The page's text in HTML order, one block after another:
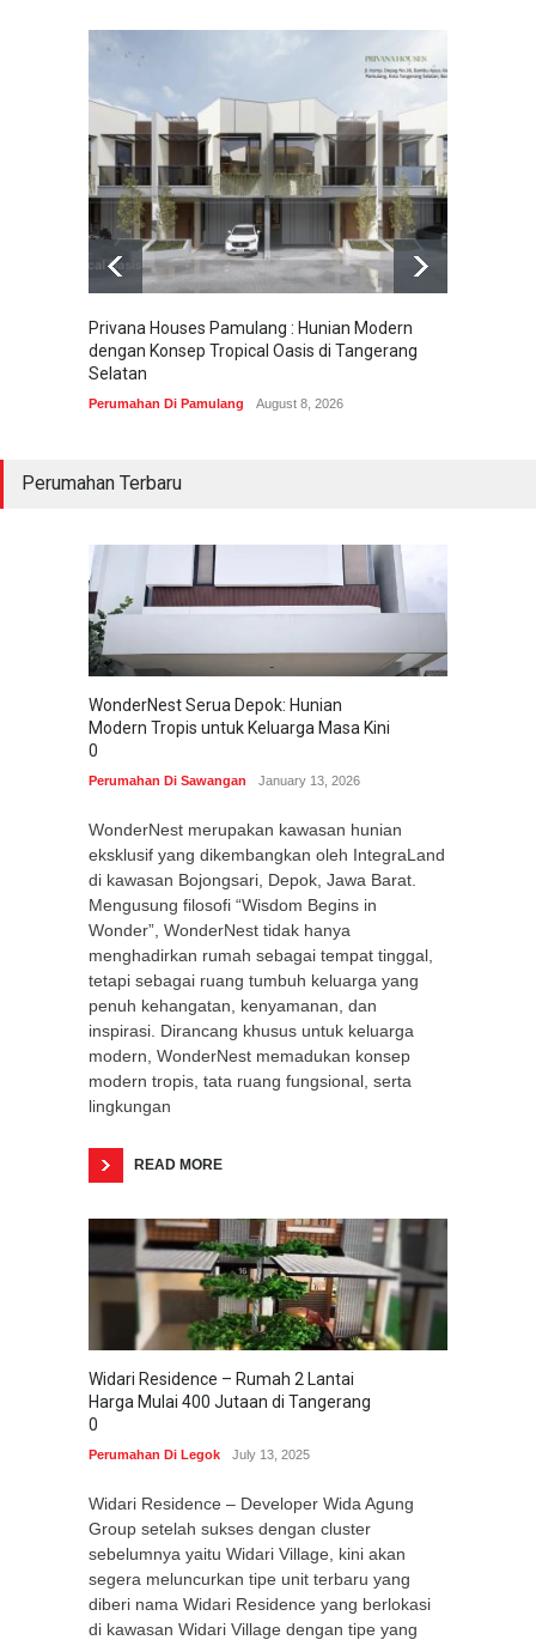
Privana Houses Pamulang : Hunian Modern
dengan Konsep Tropical Oasis di Tangerang
Selatan
Perumahan Di Pamulang August 8, 2026
Perumahan Terbaru
WonderNest Serua Depok: Hunian
Modern Tropis untuk Keluarga Masa Kini
0
Perumahan Di Sawangan January 13, 2026
WonderNest merupakan kawasan hunian
eksklusif yang dikembangkan oleh IntegraLand
di kawasan Bojongsari, Depok, Jawa Barat.
Mengusung filosofi “Wisdom Begins in
Wonder”, WonderNest tidak hanya
menghadirkan rumah sebagai tempat tinggal,
tetapi sebagai ruang tumbuh keluarga yang
penuh kehangatan, kenyamanan, dan
inspirasi. Dirancang khusus untuk keluarga
modern, WonderNest memadukan konsep
modern tropis, tata ruang fungsional, serta
lingkungan
READ MORE
Widari Residence – Rumah 2 Lantai
Harga Mulai 400 Jutaan di Tangerang
0
Perumahan Di Legok July 13, 2025
Widari Residence – Developer Wida Agung
Group setelah sukses dengan cluster
sebelumnya yaitu Widari Village, kini akan
segera meluncurkan tipe unit terbaru yang
diberi nama Widari Residence yang berlokasi
di kawasan Widari Village dengan tipe yang